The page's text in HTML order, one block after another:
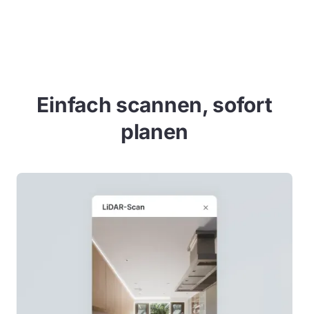
Einfach scannen, sofort
planen